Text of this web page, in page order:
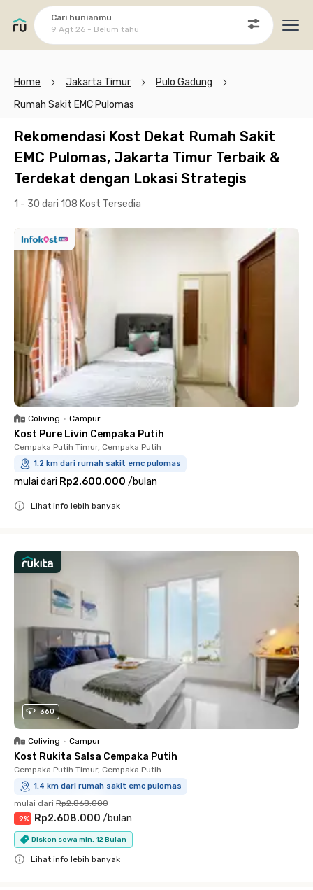
Cari hunianmu
9 Agt 26 - Belum tahu
Home Jakarta Timur
Pulo Gadung
Rumah Sakit EMC Pulomas
Rekomendasi Kost Dekat Rumah Sakit
EMC Pulomas, Jakarta Timur Terbaik &
Terdekat dengan Lokasi Strategis
1 - 30 dari 108 Kost Tersedia
Coliving • Campur
Kost Pure Livin Cempaka Putih
Cempaka Putih Timur, Cempaka Putih
1.2 km dari rumah sakit emc pulomas
mulai dari Rp2.600.000 /bulan
Lihat info lebih banyak
360
Coliving • Campur
Kost Rukita Salsa Cempaka Putih
Cempaka Putih Timur, Cempaka Putih
1.4 km dari rumah sakit emc pulomas
mulai dari Rp2.868.000
-9% Rp2.608.000 /bulan
Diskon sewa min. 12 Bulan
Lihat info lebih banyak